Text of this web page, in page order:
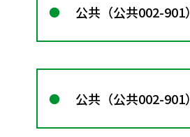
公共（公共002-901）
公共（公共002-901）